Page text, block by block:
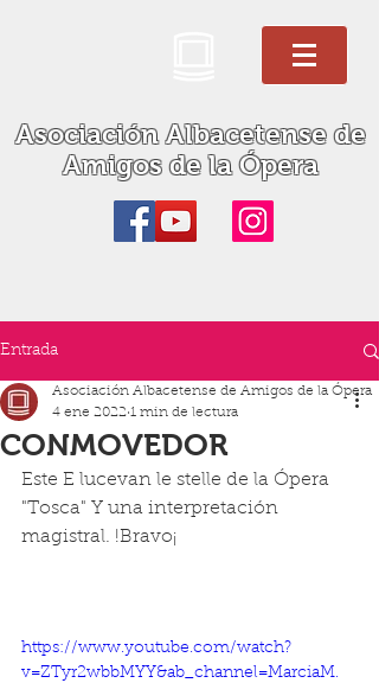
Asociación Albacetense de
Amigos de la Ópera
Entrada
CONMOVEDOR
Asociación Albacetense de Amigos de la Ópera
4 ene 2022 1 min de lectura
Este E lucevan le stelle de la Ópera
"Tosca" Y una interpretación
magistral. !Bravo¡
https://www.youtube.com/watch?
v=ZTyr2wbbMYY&ab_channel=MarciaM.